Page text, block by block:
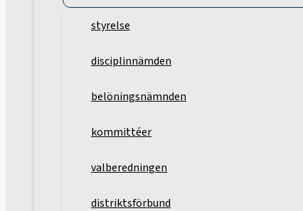
styrelse
disciplinnämden
belöningsnämnden
kommittéer
valberedningen
distriktsförbund